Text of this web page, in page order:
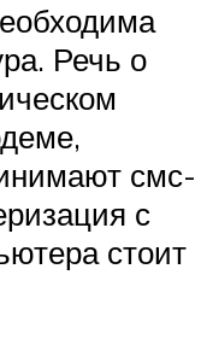
Речь о
смс-
с
стоит